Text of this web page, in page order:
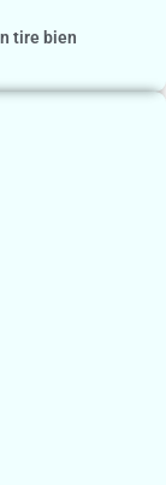
tire bien